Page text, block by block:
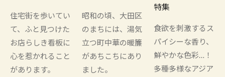
住宅街を歩いてい
て、ふと見つけた
お店らしき看板に
心を惹かれること
があります。
昭和の頃、大田区
のまちには、湯気
立つ町中華の暖簾
があちこちにあり
ました。
特集
食欲を刺激するス
パイシーな香り、
鮮やかな色彩…！
多種多様なアジア